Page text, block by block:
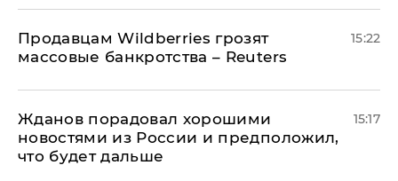
Продавцам Wildberries грозят
массовые банкротства – Reuters
15:22
Жданов порадовал хорошими
новостями из России и предположил,
что будет дальше
15:17